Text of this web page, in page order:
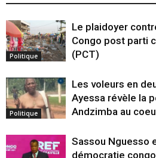
Politique
Le plaidoyer
Congo post parti
(PCT)
Politique
Les voleurs en
Ayessa révèle la
Andzimba au
Sassou Nguesso
démocratie